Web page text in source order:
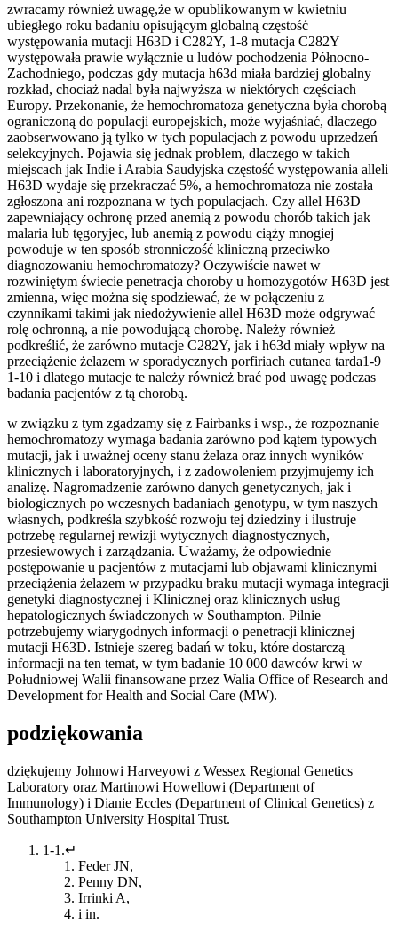
zwracamy również uwagę,że w opublikowanym w kwietniu
ubiegłego roku badaniu opisującym globalną częstość
występowania mutacji H63D i C282Y, 1-8 mutacja C282Y
występowała prawie wyłącznie u ludów pochodzenia Północno-
Zachodniego, podczas gdy mutacja h63d miała bardziej globalny
rozkład, chociaż nadal była najwyższa w niektórych częściach
Europy. Przekonanie, że hemochromatoza genetyczna była chorobą
ograniczoną do populacji europejskich, może wyjaśniać, dlaczego
zaobserwowano ją tylko w tych populacjach z powodu uprzedzeń
selekcyjnych. Pojawia się jednak problem, dlaczego w takich
miejscach jak Indie i Arabia Saudyjska częstość występowania alleli
H63D wydaje się przekraczać 5%, a hemochromatoza nie została
zgłoszona ani rozpoznana w tych populacjach. Czy allel H63D
zapewniający ochronę przed anemią z powodu chorób takich jak
malaria lub tęgoryjec, lub anemią z powodu ciąży mnogiej
powoduje w ten sposób stronniczość kliniczną przeciwko
diagnozowaniu hemochromatozy? Oczywiście nawet w
rozwiniętym świecie penetracja choroby u homozygotów H63D jest
zmienna, więc można się spodziewać, że w połączeniu z
czynnikami takimi jak niedożywienie allel H63D może odgrywać
rolę ochronną, a nie powodującą chorobę. Należy również
podkreślić, że zarówno mutacje C282Y, jak i h63d miały wpływ na
przeciążenie żelazem w sporadycznych porfiriach cutanea tarda1-9
1-10 i dlatego mutacje te należy również brać pod uwagę podczas
badania pacjentów z tą chorobą.
w związku z tym zgadzamy się z Fairbanks i wsp., że rozpoznanie
hemochromatozy wymaga badania zarówno pod kątem typowych
mutacji, jak i uważnej oceny stanu żelaza oraz innych wyników
klinicznych i laboratoryjnych, i z zadowoleniem przyjmujemy ich
analizę. Nagromadzenie zarówno danych genetycznych, jak i
biologicznych po wczesnych badaniach genotypu, w tym naszych
własnych, podkreśla szybkość rozwoju tej dziedziny i ilustruje
potrzebę regularnej rewizji wytycznych diagnostycznych,
przesiewowych i zarządzania. Uważamy, że odpowiednie
postępowanie u pacjentów z mutacjami lub objawami klinicznymi
przeciążenia żelazem w przypadku braku mutacji wymaga integracji
genetyki diagnostycznej i Klinicznej oraz klinicznych usług
hepatologicznych świadczonych w Southampton. Pilnie
potrzebujemy wiarygodnych informacji o penetracji klinicznej
mutacji H63D. Istnieje szereg badań w toku, które dostarczą
informacji na ten temat, w tym badanie 10 000 dawców krwi w
Południowej Walii finansowane przez Walia Office of Research and
Development for Health and Social Care (MW).
podziękowania
dziękujemy Johnowi Harveyowi z Wessex Regional Genetics
Laboratory oraz Martinowi Howellowi (Department of
Immunology) i Dianie Eccles (Department of Clinical Genetics) z
Southampton University Hospital Trust.
1-1.↵
Feder JN,
Penny DN,
Irrinki A,
i in.